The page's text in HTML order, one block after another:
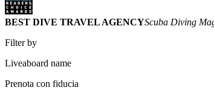
BEST DIVE TRAVEL AGENCYScuba Diving
Filter by
Liveaboard name
Prenota con fiducia